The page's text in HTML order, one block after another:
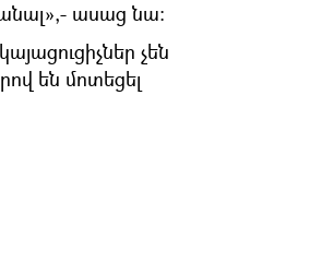
ասաց նա:
չեն
են մոտեցել